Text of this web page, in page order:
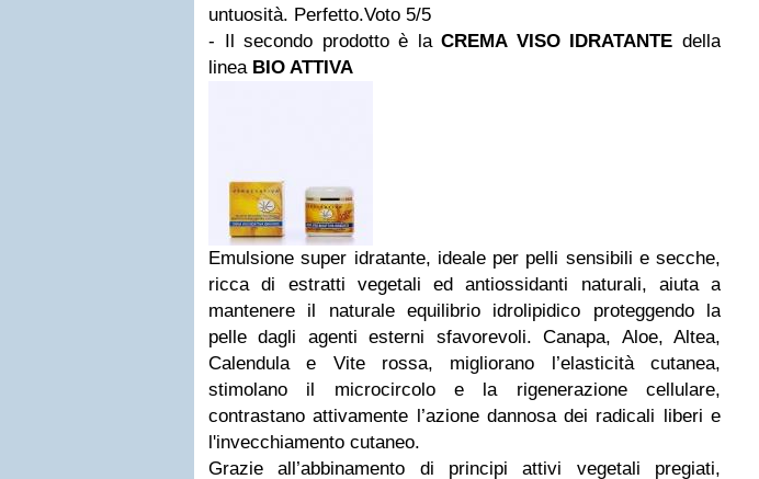
untuosità. Perfetto.Voto 5/5
- Il secondo prodotto è laCREMA VISO IDRATANTE della
linea BIO ATTIVA
Emulsione super idratante, ideale per pelli sensibili e secche,
ricca di estratti vegetali ed antiossidanti naturali, aiuta a
mantenere il naturale equilibrio idrolipidico proteggendo la
pelle dagli agenti esterni sfavorevoli. Canapa, Aloe, Altea,
Calendula e Vite rossa, migliorano l’elasticità cutanea,
stimolano il microcircolo e la rigenerazione cellulare,
contrastano attivamente l’azione dannosa dei radicali liberi e
l'invecchiamento cutaneo.
Grazie all’abbinamento di principi attivi vegetali pregiati,